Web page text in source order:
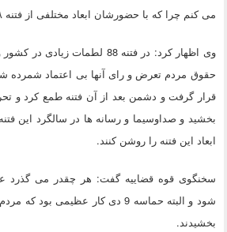
می کنم چرا که با حضورشان ابعاد مختلفی از فتنه ۸۸ را تبیین کردند.
وی اظهار کرد: در فتنه 88 لطمات
حقوق مردم تعرض و رای آنها بی اعتماد شمرده
قرار گرفت و دشمن بعد از آن فتنه طمع کرد و
بخشید و صداوسیما و رسانه ها در سالگرد این
ابعاد این فتنه را روشن کنند.
سخنگوی قوه قضاییه گفت: هر چقدر می گذرد
شود و البته حماسه 9 دی کار عظیمی
بخشیدند.